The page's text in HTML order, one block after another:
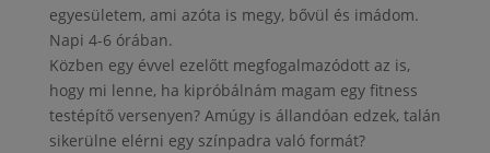
egyesületem, ami azóta is megy, bővül és imádom.
Napi 4-6 órában.
Közben egy évvel ezelőtt megfogalmazódott az is,
hogy mi lenne, ha kipróbálnám magam egy fitness
testépítő versenyen? Amúgy is állandóan edzek, talán
sikerülne elérni egy színpadra való formát?